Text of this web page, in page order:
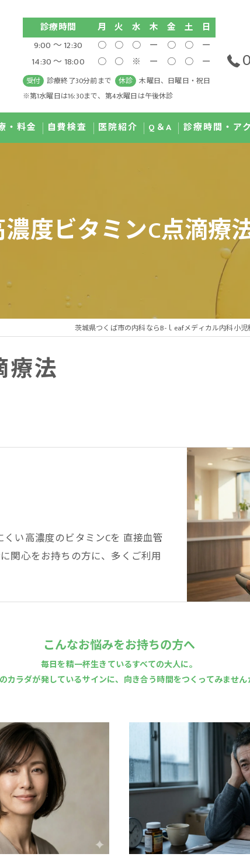
診療時間 月 火 水 木 金 土
日
9:00 ～ 12:30
○ ○ ○ ー ○ ○
ー
14:30 ～ 18:00
○ ○ ※ ー ○ ○ ー
受付 診療終了30分前まで 休診 木曜日、日曜日・祝日
※第1水曜日は16:30まで、第4水曜日は午後休診
・料金
プログラム
トメイク
自費検査
唾液コルチゾール検査
医院紹介 Q＆A 診療時間・ア
度ビタミンC点滴療
茨城県つくば市の内科ならB-ｌeafメディカル内科小
療法
い高濃度のビタミンCを 直接血管
関心をお持ちの方に、多くご利用
こんなお悩みをお持ちの方へ
毎日を精一杯生きているすべての大人に。
カラダが発しているサインに、向き合う時間をつくってみませ